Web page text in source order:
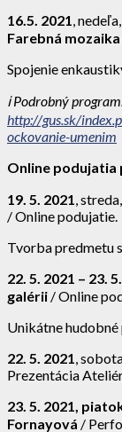
16.5. 2021 ,
Farebná mozaika
Spojenie
ℹ️Podrobný
http://gus.sk/
ockovanie-umenim
Online
19. 5. 2021 ,
/ Online podujatie.
Tvorba predmetu
22. 5. 2021 – 23.
galérii / Online
Unikátne hudobné
22. 5. 2021 ,
Prezentácia
23. 5. 2021,
Fornayová /